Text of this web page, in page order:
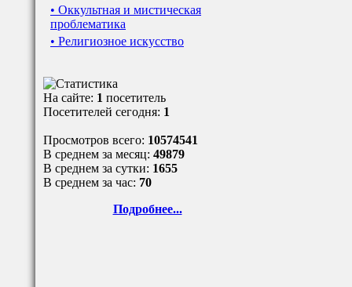
• Оккультная и мистическая
проблематика
• Религиозное искусство
На сайте: 1 посетитель
Посетителей сегодня: 1
Просмотров всего: 10574541
В среднем за месяц: 49879
В среднем за сутки: 1655
В среднем за час: 70
Подробнее...